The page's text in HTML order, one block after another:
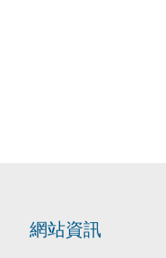
網站資訊